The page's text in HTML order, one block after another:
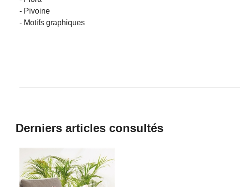
- Pivoine
- Motifs graphiques
Derniers articles consultés